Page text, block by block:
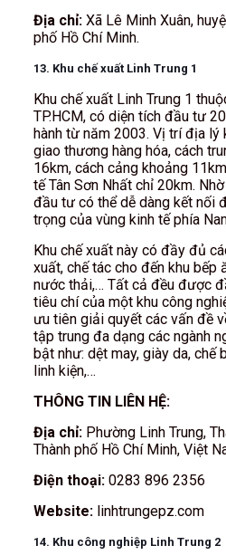
Địa chỉ:Xã Lê Minh Xuân,
phố Hồ Chí Minh.
13. Khu chế xuất Linh Trung 1
Khu chế xuất Linh Trung 1
TP.HCM, có diện tích đầu tư
hành từ năm 2003. Vị trí địa lý
giao thương hàng hóa, cách
16km, cách cảng khoảng
tế Tân Sơn Nhất chỉ 20km.
đầu tư có thể dễ dàng kết nối
trọng của vùng kinh tế phía
Khu chế xuất này có đầy đủ
xuất, chế tác cho đến khu bếp
nước thải,… Tất cả đều được
tiêu chí của một khu công
ưu tiên giải quyết các vấn đề
tập trung đa dạng các ngành
bật như: dệt may, giày da, chế
linh kiện,…
THÔNG TIN LIÊN HỆ:
Địa chỉ:Phường Linh Trung,
Thành phố Hồ Chí Minh, Việt
Điện thoại: 0283 896 2356
Website: linhtrungepz.com
14. Khu công nghiệp Linh Trung 2